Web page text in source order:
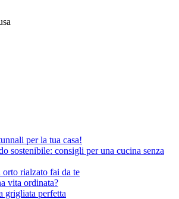
per la tua casa!
sostenibile: consigli per una cucina senza
orto rialzato fai da te
vita ordinata?
grigliata perfetta